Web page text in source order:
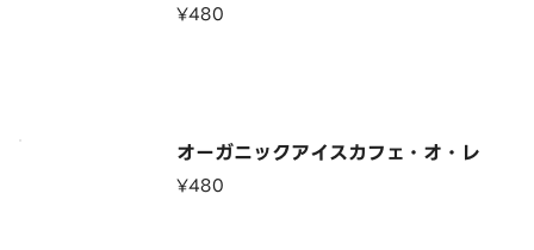
¥480
オーガニックアイスカフェ・オ・レ
¥480